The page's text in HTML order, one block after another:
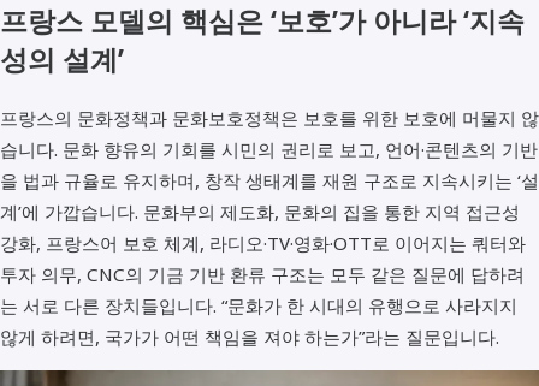
프랑스 모델의 핵심은 ‘보호’가 아니라 ‘지속
성의 설계’
프랑스의 문화정책과 문화보호정책은 보호를 위한 보호에 머물지 않
습니다. 문화 향유의 기회를 시민의 권리로 보고, 언어·콘텐츠의 기반
을 법과 규율로 유지하며, 창작 생태계를 재원 구조로 지속시키는 ‘설
계’에 가깝습니다. 문화부의 제도화, 문화의 집을 통한 지역 접근성
강화, 프랑스어 보호 체계, 라디오·TV·영화·OTT로 이어지는 쿼터와
투자 의무, CNC의 기금 기반 환류 구조는 모두 같은 질문에 답하려
는 서로 다른 장치들입니다. “문화가 한 시대의 유행으로 사라지지
않게 하려면, 국가가 어떤 책임을 져야 하는가”라는 질문입니다.